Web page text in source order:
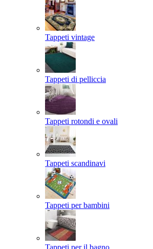
Tappeti vintage
Tappeti di pelliccia
Tappeti rotondi e ovali
Tappeti scandinavi
Tappeti per bambini
Tappeti per il bagno